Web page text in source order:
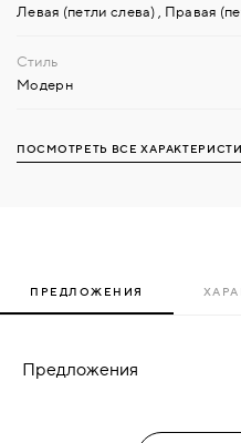
Левая (петли слева) Правая
Модерн
ПОСМОТРЕТЬ ВСЕ
ПРЕДЛОЖЕНИЯ
Предложения